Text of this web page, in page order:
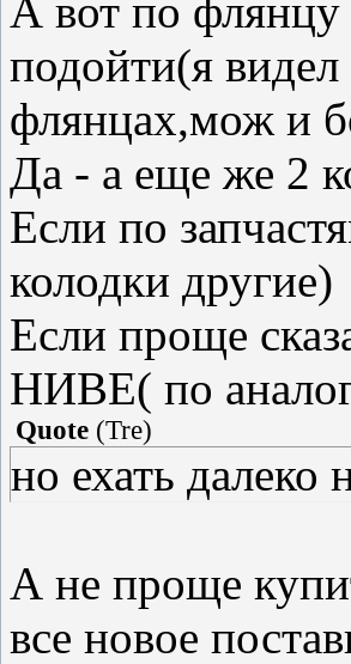
А вот по флянцу
подойти(я
флянцах,мож и
Да - а еще же 2
Если по
колодки другие)
Если проще
НИВЕ( по
Quote (Tre)
но ехать далеко
А не проще
все новое